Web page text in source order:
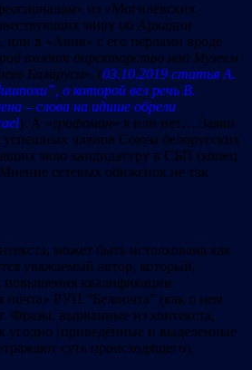
из «Могилёвских
миру об Аркадии
или в «Авив» с его перлами вроде
входит директорство над Музеем
Баларуси». (03.10.2019 статья А.
о которой вёл речь В.
– слова на идише обрели
) А «графоман» я или нет… Заяви
успешных членов Союза белорусских
мою кандидатуру в СБП (конец
сетевых обиженок не так
может быть истолкована как
уважаемый автор, который,
повышения квалификации
почта» РУП “Белпочта” (как о нем
Фразы, вырванные из контекста,
угодно (приведённые и выделенные
суть происходящего).